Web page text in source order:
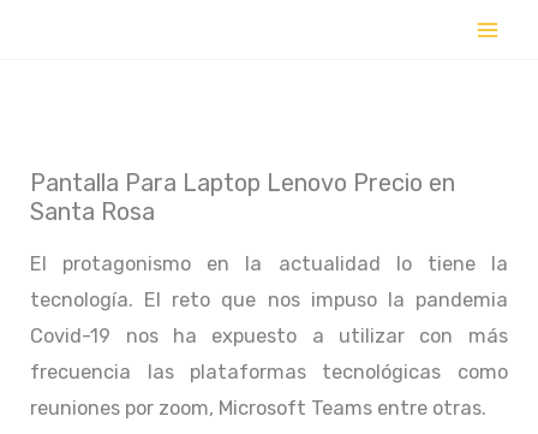
Pantalla Para Laptop Lenovo Precio en
Santa Rosa
El protagonismo en la actualidad lo tiene la
tecnología. El reto que nos impuso la pandemia
Covid-19 nos ha expuesto a utilizar con más
frecuencia las plataformas tecnológicas como
reuniones por zoom, Microsoft Teams entre otras.